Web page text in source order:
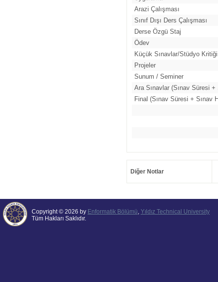
Arazi Çalışması
Sınıf Dışı Ders Çalışması
Derse Özgü Staj
Ödev
Küçük Sınavlar/Stüdyo Kritiği
Projeler
Sunum / Seminer
Ara Sınavlar (Sınav Süresi +
Final (Sınav Süresi + Sınav
Diğer Notlar
Copyright © 2026 by Enformatik Bölümü, Yıldız Technical University
Tüm Hakları Saklıdır.